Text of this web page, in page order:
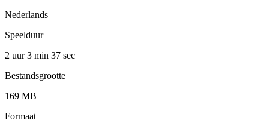
Nederlands
Speelduur
2 uur 3 min 37 sec
Bestandsgrootte
169 MB
Formaat